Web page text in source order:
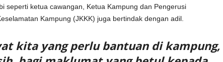
seperti ketua cawangan, Ketua Kampung dan Pengerusi
Kampung (JKKK) juga bertindak dengan adil.
kita yang perlu bantuan di kampung,